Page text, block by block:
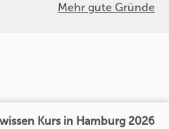
Mehr gute Gründe
Kurs in Hamburg 2026